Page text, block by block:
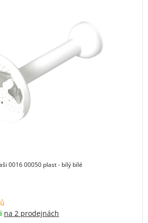
0016 00050 plast - bílý bílé
na 2 prodejnách